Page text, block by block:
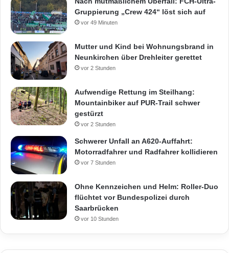
Gruppierung „Crew 424“ löst sich auf
vor 49 Minuten
Mutter und Kind bei Wohnungsbrand in
Neunkirchen über Drehleiter gerettet
vor 2 Stunden
Aufwendige Rettung im Steilhang:
Mountainbiker auf PUR-Trail schwer
gestürzt
vor 2 Stunden
Schwerer Unfall an A620-Auffahrt:
Motorradfahrer und Radfahrer kollidieren
vor 7 Stunden
Ohne Kennzeichen und Helm: Roller-Duo
flüchtet vor Bundespolizei durch
Saarbrücken
vor 10 Stunden